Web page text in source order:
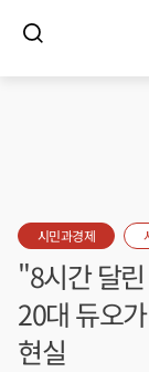
시민과경제
"8시간 달
20대 듀오
현실